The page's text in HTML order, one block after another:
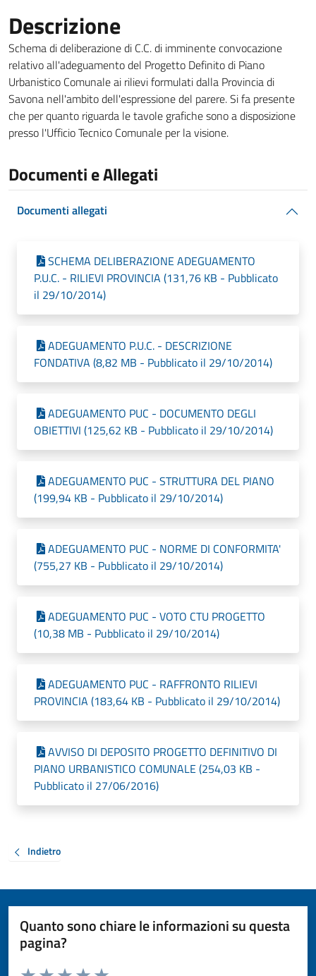
Descrizione
Schema di deliberazione di C.C. di imminente convocazione
relativo all'adeguamento del Progetto Definito di Piano
Urbanistico Comunale ai rilievi formulati dalla Provincia di
Savona nell'ambito dell'espressione del parere. Si fa presente
che per quanto riguarda le tavole grafiche sono a disposizione
presso l'Ufficio Tecnico Comunale per la visione.
Documenti e Allegati
Documenti allegati
SCHEMA DELIBERAZIONE ADEGUAMENTO
P.U.C. - RILIEVI PROVINCIA (131,76 KB - Pubblicato
il 29/10/2014)
ADEGUAMENTO P.U.C. - DESCRIZIONE
FONDATIVA (8,82 MB - Pubblicato il 29/10/2014)
ADEGUAMENTO PUC - DOCUMENTO DEGLI
OBIETTIVI (125,62 KB - Pubblicato il 29/10/2014)
ADEGUAMENTO PUC - STRUTTURA DEL PIANO
(199,94 KB - Pubblicato il 29/10/2014)
ADEGUAMENTO PUC - NORME DI CONFORMITA'
(755,27 KB - Pubblicato il 29/10/2014)
ADEGUAMENTO PUC - VOTO CTU PROGETTO
(10,38 MB - Pubblicato il 29/10/2014)
ADEGUAMENTO PUC - RAFFRONTO RILIEVI
PROVINCIA (183,64 KB - Pubblicato il 29/10/2014)
AVVISO DI DEPOSITO PROGETTO DEFINITIVO DI
PIANO URBANISTICO COMUNALE (254,03 KB -
Pubblicato il 27/06/2016)
Indietro
Quanto sono chiare le informazioni su questa
pagina?
Valuta da 1 a 5 stelle la pagina